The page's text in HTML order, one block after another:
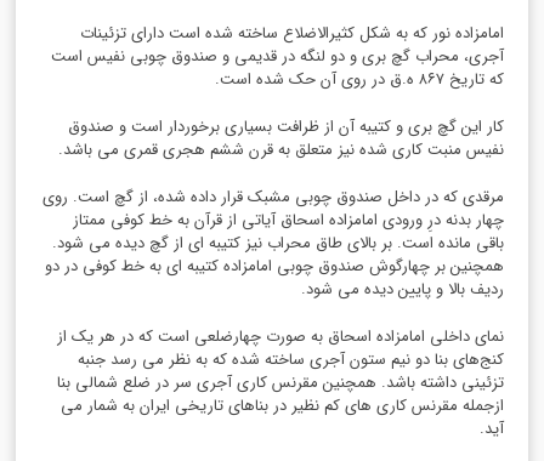
امامزاده نور که به شکل کثیرالاضلاع ساخته شده است دارای تزئینات
آجری، محراب گچ بری و دو لنگه در قدیمی و صندوق چوبی نفیس است
که تاریخ ۸۶۷ ه.ق در روی آن حک شده است.
کار این گچ بری و کتیبه آن از ظرافت بسیاری برخوردار است و صندوق
نفیس منبت کاری شده نیز متعلق به قرن ششم هجری قمری می باشد.
مرقدی که در داخل صندوق چوبی مشبک قرار داده شده، از گچ است. روی
چهار بدنه درِ ورودی امامزاده اسحاق آیاتی از قرآن به خط کوفی ممتاز
باقی مانده است. بر بالای طاق محراب نیز کتیبه ای از گچ دیده می شود.
همچنین بر چهارگوش صندوق چوبی امامزاده کتیبه ای به خط کوفی در دو
ردیف بالا و پایین دیده می شود.
نمای داخلی امامزاده اسحاق به صورت چهارضلعی است که در هر یک از
کنج‌های بنا دو نیم ستون آجری ساخته شده که به نظر می رسد جنبه
تزئینی داشته باشد. همچنین مقرنس کاری آجری سر در ضلع شمالی بنا
ازجمله مقرنس کاری های کم نظیر در بناهای تاریخی ایران به شمار می
آید.